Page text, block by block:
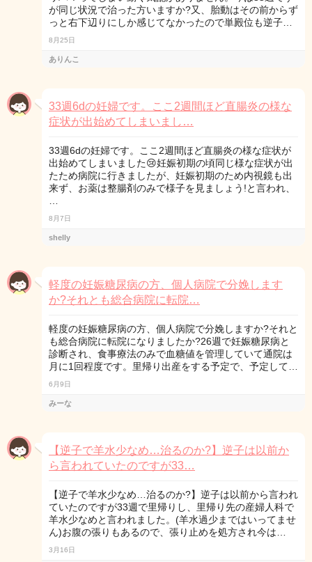
が同じ状況で治った方いますか?又、胎動はその前からず
っと右下辺りにしか感じてなかったので単殿位も逆子…
8月25日
ありんこ
33週6dの妊婦です。ここ2週間ほど直腸炎の様な
症状が出始めてしまいまし…
33週6dの妊婦です。ここ2週間ほど直腸炎の様な症状が
出始めてしまいました😢妊娠初期の頃同じ様な症状が出
たため病院に行きましたが、妊娠初期のため内視鏡も出
来ず、お薬は整腸剤のみで様子を見ましょう!と言われ、
8月7日
shelly
軽度の妊娠糖尿病の方、個人病院で分娩します
か?それとも総合病院に転院…
軽度の妊娠糖尿病の方、個人病院で分娩しますか?それと
も総合病院に転院になりましたか?26週で妊娠糖尿病と
診断され、食事療法のみで血糖値を管理していて通院は
月に1回程度です。里帰り出産をする予定で、予定して…
6月9日
みーな
【逆子で羊水少なめ…治るのか?】逆子は以前か
ら言われていたのですが33…
【逆子で羊水少なめ…治るのか?】逆子は以前から言われ
ていたのですが33週で里帰りし、里帰り先の産婦人科で
羊水少なめと言われました。(羊水過少まではいってませ
ん)お腹の張りもあるので、張り止めを処方され今は…
3月16日